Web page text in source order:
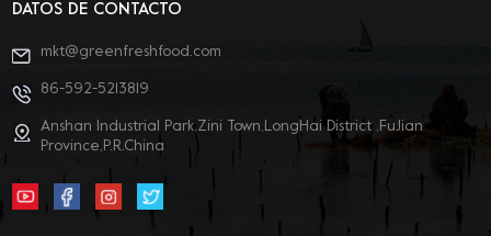
DATOS DE CONTACTO
mkt@greenfreshfood.com
86-592-5213819
Anshan Industrial Park,Zini Town,LongHai District ,FuJian
Province,P.R.China